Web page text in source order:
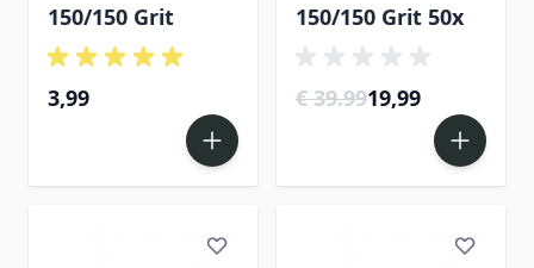
150/150 Grit
3,99
150/150 Grit 50x
€ 39.9919,99